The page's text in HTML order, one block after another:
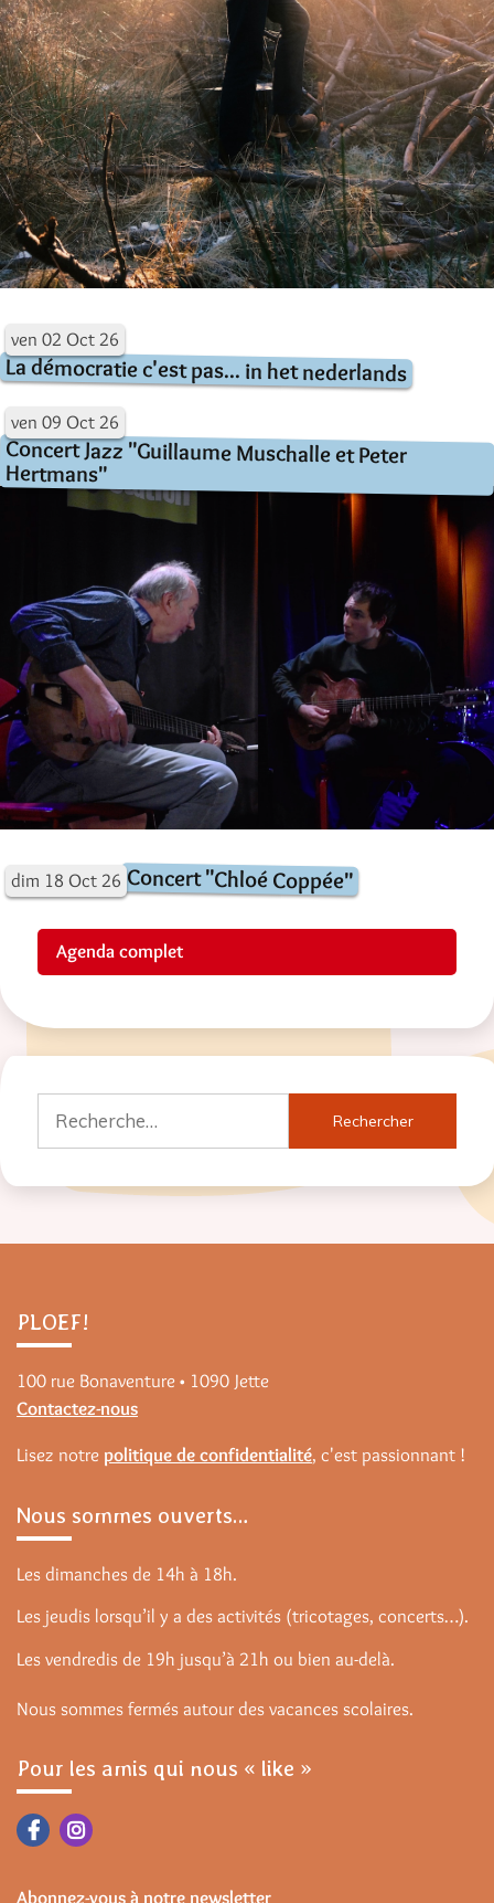
ven 02 Oct 26
La démocratie c'est pas... in het nederlands
ven 09 Oct 26
Concert Jazz "Guillaume Muschalle et Peter
Hertmans"
dim 18 Oct 26 Concert "Chloé Coppée"
Agenda complet
PLOEF!
100 rue Bonaventure • 1090 Jette
Contactez-nous
Lisez notre politique de confidentialité, c'est passionnant !
Nous sommes ouverts…
Les dimanches de 14h à 18h.
Les jeudis lorsqu’il y a des activités (tricotages, concerts…).
Les vendredis de 19h jusqu’à 21h ou bien au-delà.
Nous sommes fermés autour des vacances scolaires.
Pour les amis qui nous « like »
Abonnez-vous à notre newsletter